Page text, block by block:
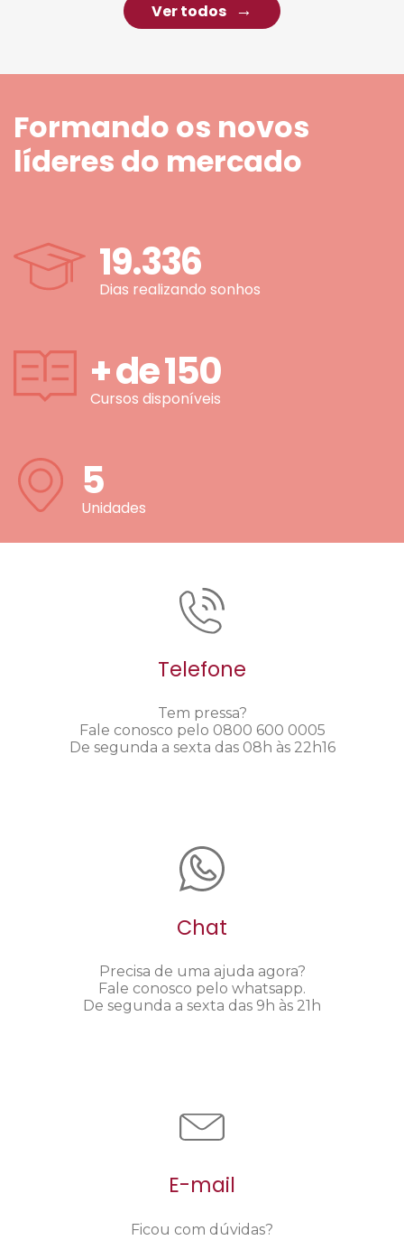
Ver todos
Formando os novos
líderes do mercado
19.336
Dias realizando sonhos
+ de150
Cursos disponíveis
5
Unidades
Telefone
Tem pressa?
Fale conosco pelo 0800 600 0005
De segunda a sexta das 08h às 22h16
Chat
Precisa de uma ajuda agora?
Fale conosco pelo whatsapp.
De segunda a sexta das 9h às 21h
E-mail
Ficou com dúvidas?